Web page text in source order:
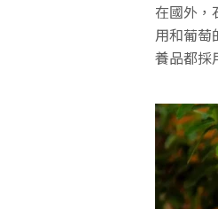
在國外，
用和葡萄
養品都採